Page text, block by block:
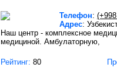
Телефон:
Адрес:
Наш центр - комплексное
медициной. Амбулаторную,
Рейтинг: 80